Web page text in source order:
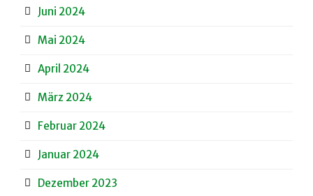
Juni 2024
Mai 2024
April 2024
März 2024
Februar 2024
Januar 2024
Dezember 2023